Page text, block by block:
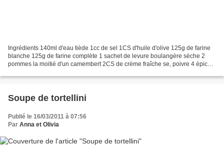
Ingrédients 140ml d'eau tiède 1cc de sel 1CS d'huile d'olive 125g de farine
blanche 125g de farine complète 1 sachet de levure boulangère sèche 2
pommes la moitié d'un camembert 2CS de crème fraîche se, poivre 4 épices
Soupe de tortellini
Publié le 16/03/2011 à 07:56
Par Anna et Olivia